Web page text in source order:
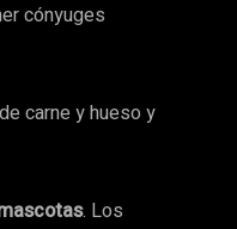
cónyuges
carne y hueso y
. Los